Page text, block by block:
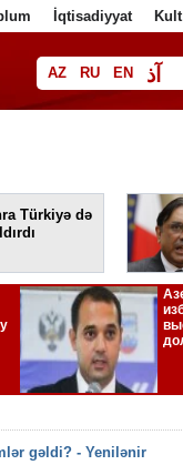
İqtisadiyyat Kult
AZ RU EN آذ
فا
Türkiyə də
gəldi? - Yenilənir